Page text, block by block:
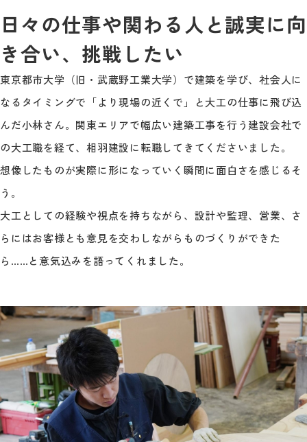
日々の仕事や関わる人と誠実に向
き合い、挑戦したい
東京都市大学（旧・武蔵野工業大学）で建築を学び、社会人に
なるタイミングで「より現場の近くで」と大工の仕事に飛び込
んだ小林さん。関東エリアで幅広い建築工事を行う建設会社で
の大工職を経て、相羽建設に転職してきてくださいました。
想像したものが実際に形になっていく瞬間に面白さを感じるそ
う。
大工としての経験や視点を持ちながら、設計や監理、営業、さ
らにはお客様とも意見を交わしながらものづくりができた
ら……と意気込みを語ってくれました。